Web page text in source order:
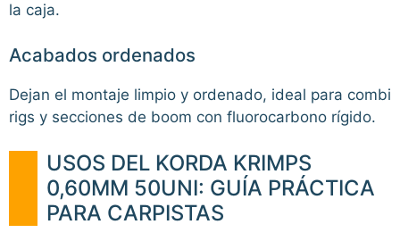
la caja.
Acabados ordenados
Dejan el montaje limpio y ordenado, ideal para combi
rigs y secciones de boom con fluorocarbono rígido.
USOS DEL KORDA KRIMPS
0,60MM 50UNI: GUÍA PRÁCTICA
PARA CARPISTAS